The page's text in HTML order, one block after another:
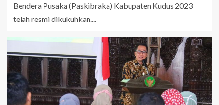
Bendera Pusaka (Paskibraka) Kabupaten Kudus 2023
telah resmi dikukuhkan....